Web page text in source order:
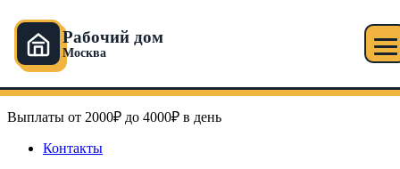
Рабочий дом
Москва
к
содержимому
Рабочий дом в Москве
Выплаты от 2000₽ до 4000₽ в день
Контакты